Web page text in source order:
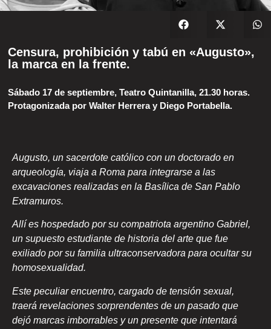
Censura, prohibición y tabú en «Augusto»,
la marca en la frente.
Sábado 17 de septiembre, Teatro Quintanilla, 21.30 horas.
Protagonizada por Walter Herrera y Diego Portabella.
Augusto, un sacerdote católico con un doctorado en
arqueología, viaja a Roma para integrarse a las
excavaciones realizadas en la Basílica de San Pablo
Extramuros.
Allí es hospedado por su compatriota argentino Gabriel,
un supuesto estudiante de historia del arte que fue
exiliado por su familia ultraconservadora para ocultar su
homosexualidad.
Este peculiar encuentro, cargado de tensión sexual,
traerá revelaciones sorprendentes de un pasado que
dejó marcas imborrables y un presente que intentará